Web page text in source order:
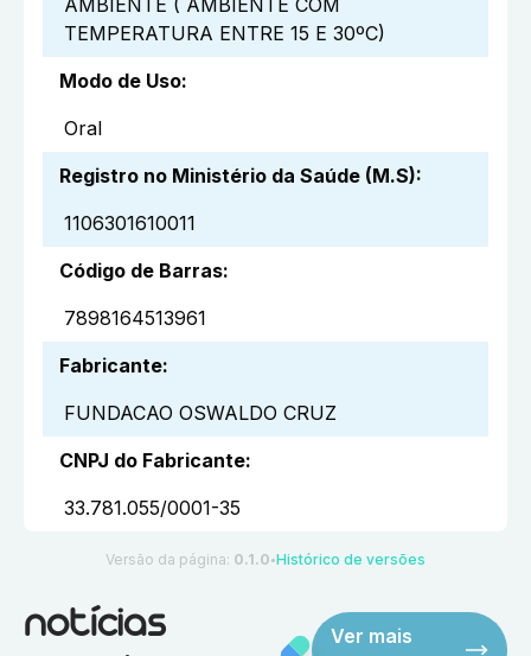
TEMPERATURA ENTRE 15 E 30ºC)
Modo de Uso:
Oral
Registro no Ministério da Saúde (M.S):
1106301610011
Código de Barras:
7898164513961
Fabricante:
FUNDACAO OSWALDO CRUZ
CNPJ do Fabricante:
33.781.055/0001-35
Versão da página: 0.1.0 ●Histórico de versões
notícias
Ver mais